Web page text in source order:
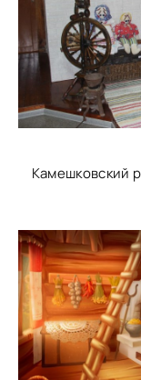
Камешковский